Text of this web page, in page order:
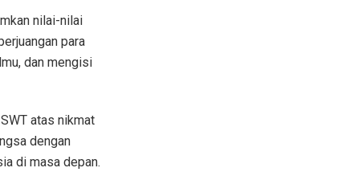
nilai-nilai
para
dan mengisi
atas nikmat
dengan
di masa depan.